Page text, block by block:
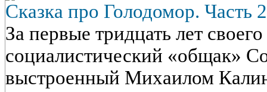
Сказка про Голодомор. Часть
За первые тридцать лет
социалистический «общак»
выстроенный Михаилом